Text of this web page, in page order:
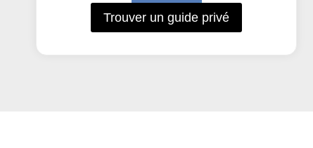
Trouver un guide privé